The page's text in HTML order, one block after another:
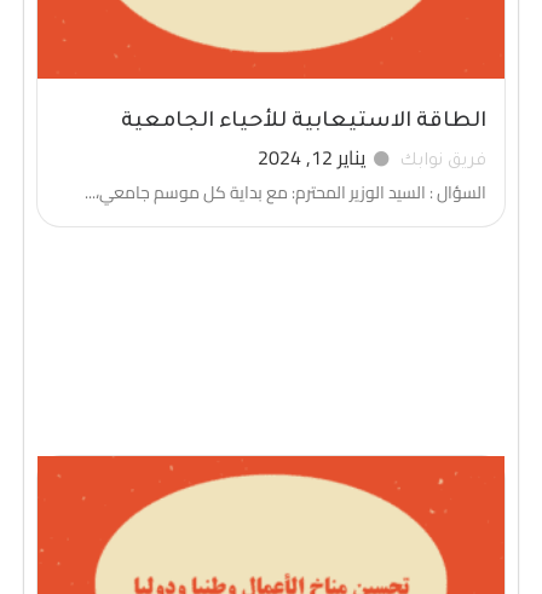
الطاقة الاستيعابية للأحياء الجامعية
فريق نوابك يناير 12, 2024
السؤال : السيد الوزير المحترم: مع بداية كل موسم جامعي،...